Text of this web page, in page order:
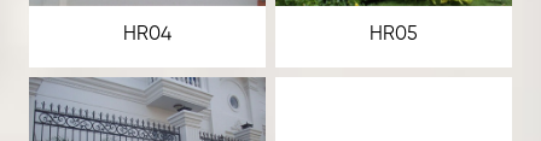
HR04 HR05